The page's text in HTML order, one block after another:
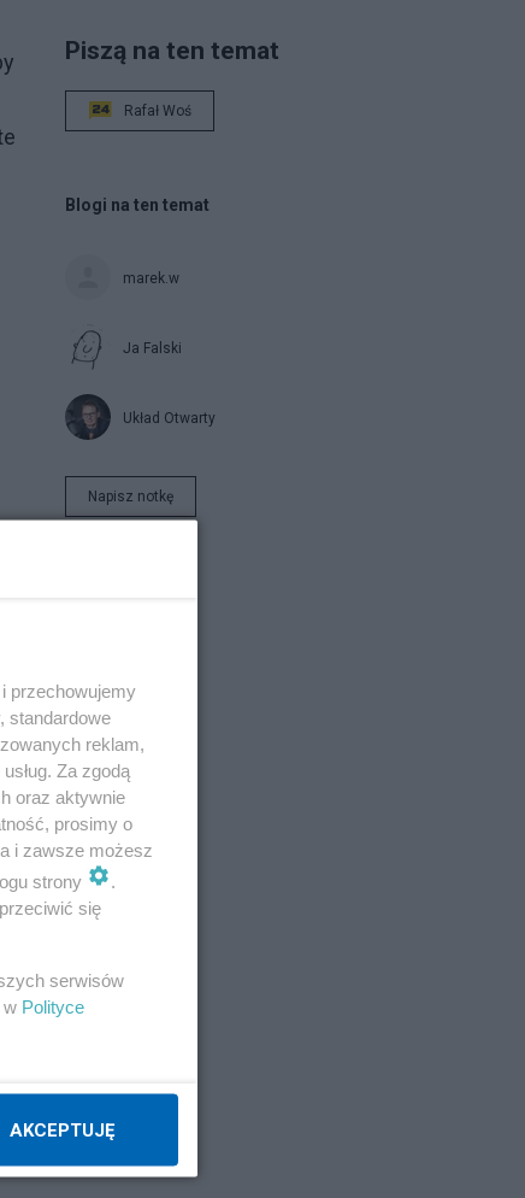
Piszą na ten temat
Rafał Woś
Blogi na ten temat
marek.w
Ja Falski
Układ Otwarty
Napisz notkę
przechowujemy
standardowe
reklam,
Za zgodą
oraz aktywnie
prosimy o
i zawsze możesz
strony
.
się
serwisów
w Polityce
AKCEPTUJĘ